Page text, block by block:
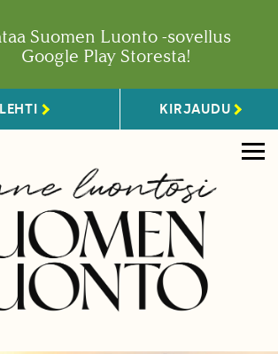
Suomen Luonto -sovellus
Google Play Storesta!
KIRJAUDU